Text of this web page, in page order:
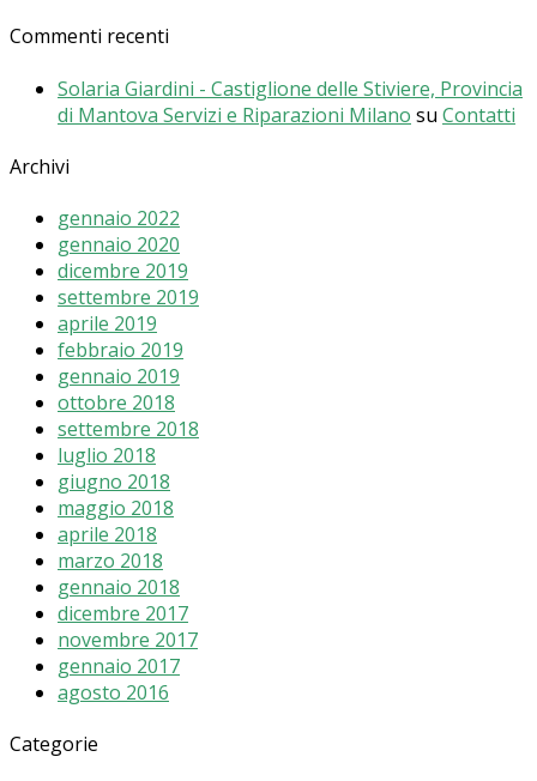
Commenti recenti
Solaria Giardini - Castiglione delle Stiviere, Provincia
di Mantova Servizi e Riparazioni Milano su Contatti
Archivi
gennaio 2022
gennaio 2020
dicembre 2019
settembre 2019
aprile 2019
febbraio 2019
gennaio 2019
ottobre 2018
settembre 2018
luglio 2018
giugno 2018
maggio 2018
aprile 2018
marzo 2018
gennaio 2018
dicembre 2017
novembre 2017
gennaio 2017
agosto 2016
Categorie